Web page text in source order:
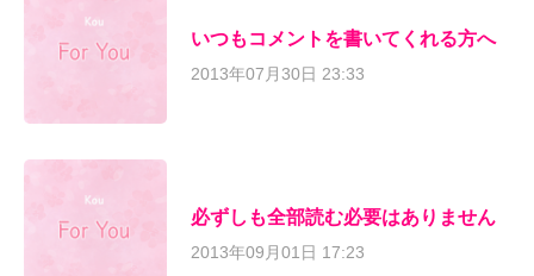
いつもコメントを書いてくれる方へ
2013年07月30日 23:33
必ずしも全部読む必要はありません
2013年09月01日 17:23